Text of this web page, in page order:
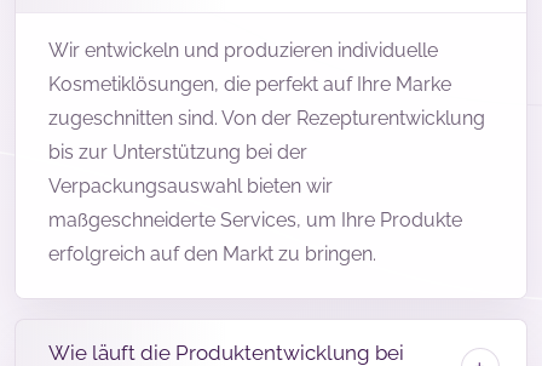
Wir entwickeln und produzieren individuelle
Kosmetiklösungen, die perfekt auf Ihre Marke
zugeschnitten sind. Von der Rezepturentwicklung
bis zur Unterstützung bei der
Verpackungsauswahl bieten wir
maßgeschneiderte Services, um Ihre Produkte
erfolgreich auf den Markt zu bringen.
Wie läuft die Produktentwicklung bei